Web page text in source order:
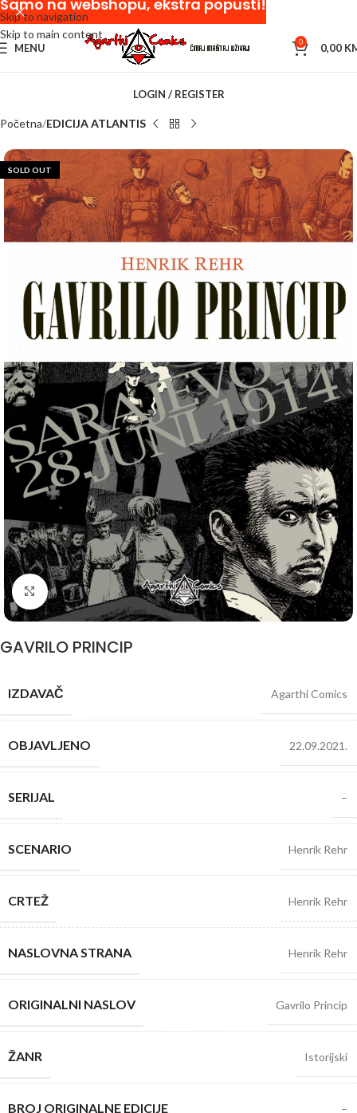
Skip to navigation
Skip to main content
MENU 0 0,00
LOGIN / REGISTER
Početna EDICIJA ATLANTIS
SOLD OUT
Click to enlarge
GAVRILO PRINCIP
IZDAVAČ Agarthi Comics
OBJAVLJENO 22.09.2021.
SERIJAL –
SCENARIO Henrik Rehr
CRTEŽ Henrik Rehr
NASLOVNA STRANA Henrik Rehr
ORIGINALNI NASLOV Gavrilo Princip
ŽANR Istorijski
BROJ ORIGINALNE EDICIJE –
Samo na webshopu, ekstra popusti!